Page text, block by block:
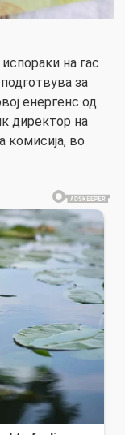
на гас
за
енергенс од
директор на
комисија, во